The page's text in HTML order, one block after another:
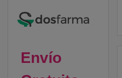
Envío